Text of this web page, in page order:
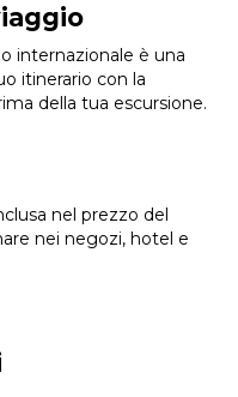
internazionale è una
itinerario con la
della tua escursione.
nel prezzo del
nei negozi, hotel e